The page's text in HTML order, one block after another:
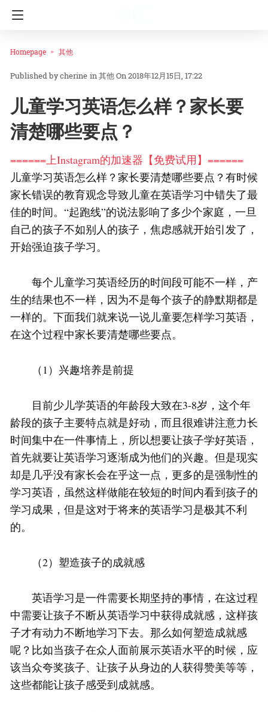
Homepage 其他
cherine in其他On 2018年12月15日, 17:22
儿童学习英语怎么样？家长要
清楚哪些要点？
======上Instagram的加速器【免费试用】======
儿童学习英语怎么样？家长要清楚哪些要点？有时候
家长错误的教育观念导致儿童在英语学习中错失了最
佳的时间。“起跑线”的说法影响了多少个家庭，一旦
自己的孩子不如别人的孩子，焦虑感就开始引发了，
开始强迫孩子学习。
每个儿童学习英语经历的时间段可能不一样，产
生的结果也不一样，因为不是每个孩子的静默期都是
一样的。下面我们就来说一说儿童要怎样学习英语，
在这个过程中家长要清楚哪些要点。
（1）兴趣培养是前提
目前少儿学英语的年龄段大致在3-8岁，这个年
龄段的孩子主要特点就是好动，而且很难讲注意力长
时间集中在一件事情上，所以想要让孩子学好英语，
首先就要让英语学习逐渐成为他们的兴趣。但是现实
却是几乎没有家长会在乎这一点，更多的是强制性的
学习英语，虽然这样做能在较短的时间内看到孩子的
学习成果，但是这对于将来的英语学习是极其不利
的。
（2）塑造孩子的成就感
英语学习是一件需要长期坚持的事情，在这过程
中需要让孩子不断从英语学习中获得成就感，这样孩
子才有动力不断地学习下去。那么如何塑造成就感
呢？比如当孩子在众人面前展示英语水平的时候，应
该当众夸奖孩子、让孩子从身边的人获得赞美等等，
这些都能让孩子感受到成就感。